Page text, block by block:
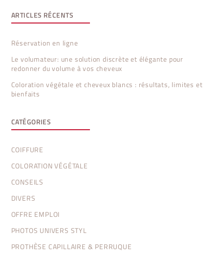
ARTICLES RÉCENTS
Réservation en ligne
Le volumateur: une solution discrète et élégante pour
redonner du volume à vos cheveux
Coloration végétale et cheveux blancs : résultats, limites et
bienfaits
CATÉGORIES
COIFFURE
COLORATION VÉGÉTALE
CONSEILS
DIVERS
OFFRE EMPLOI
PHOTOS UNIVERS STYL
PROTHÈSE CAPILLAIRE & PERRUQUE